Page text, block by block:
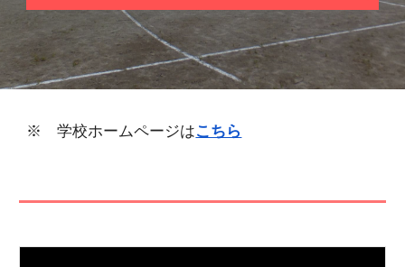
※ 学校ホームページはこちら